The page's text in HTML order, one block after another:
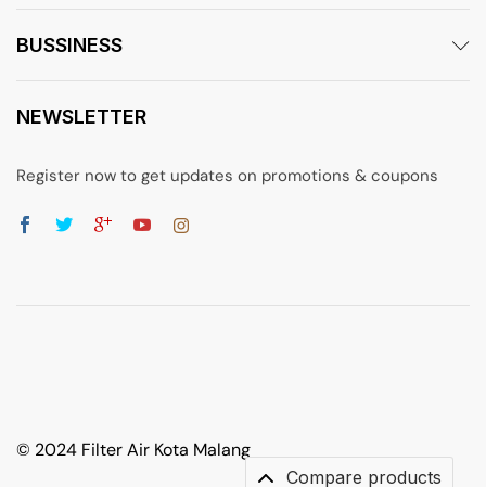
BUSSINESS
NEWSLETTER
Register now to get updates on promotions & coupons
© 2024 Filter Air Kota Malang
Compare products